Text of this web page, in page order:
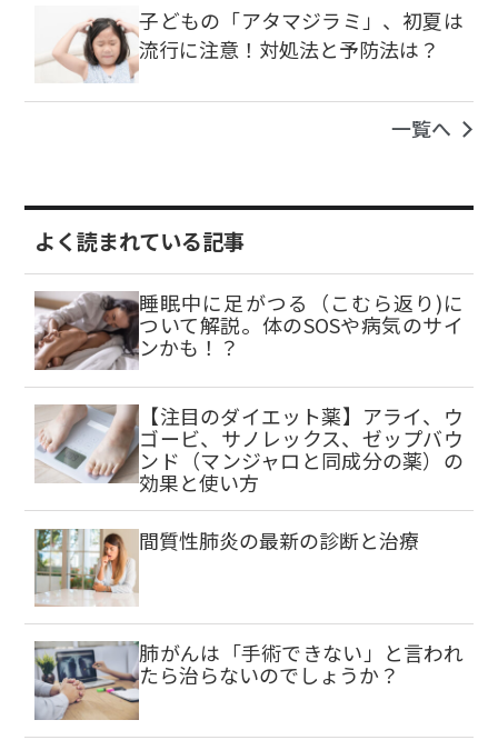
子どもの「アタマジラミ」、初夏は
流行に注意！対処法と予防法は？
一覧へ
よく読まれている記事
睡眠中に足がつる（こむら返り)に
ついて解説。体のSOSや病気のサイ
ンかも！？
【注目のダイエット薬】アライ、ウ
ゴービ、サノレックス、ゼップバウ
ンド（マンジャロと同成分の薬）の
効果と使い方
間質性肺炎の最新の診断と治療
肺がんは「手術できない」と言われ
たら治らないのでしょうか？